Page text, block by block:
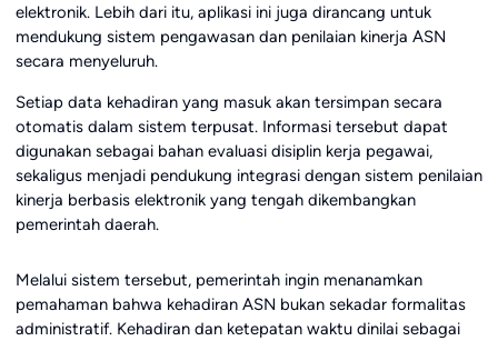
elektronik. Lebih dari itu, aplikasi ini juga dirancang untuk
mendukung sistem pengawasan dan penilaian kinerja ASN
secara menyeluruh.
Setiap data kehadiran yang masuk akan tersimpan secara
otomatis dalam sistem terpusat. Informasi tersebut dapat
digunakan sebagai bahan evaluasi disiplin kerja pegawai,
sekaligus menjadi pendukung integrasi dengan sistem penilaian
kinerja berbasis elektronik yang tengah dikembangkan
pemerintah daerah.
Melalui sistem tersebut, pemerintah ingin menanamkan
pemahaman bahwa kehadiran ASN bukan sekadar formalitas
administratif. Kehadiran dan ketepatan waktu dinilai sebagai